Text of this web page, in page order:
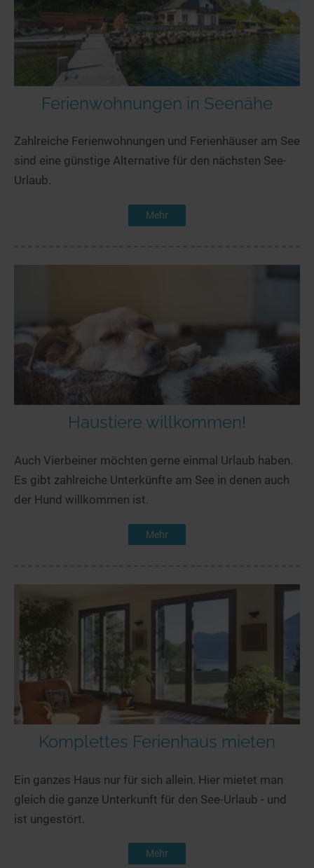
Ferienwohnungen in Seenähe
Zahlreiche Ferienwohnungen und Ferienhäuser am See
sind eine günstige Alternative für den nächsten See-
Urlaub.
Mehr
Haustiere willkommen!
Auch Vierbeiner möchten gerne einmal Urlaub haben.
Es gibt zahlreiche Unterkünfte am See in denen auch
der Hund willkommen ist.
Mehr
Komplettes Ferienhaus mieten
Ein ganzes Haus nur für sich allein. Hier mietet man
gleich die ganze Unterkunft für den See-Urlaub - und
ist ungestört.
Mehr